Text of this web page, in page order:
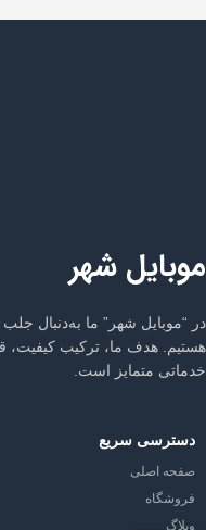
موبایل شهر
در “موبایل شهر” ما به‌دنبال
هستیم. هدف ما، ترکیب کیفیت،
خدماتی متمایز است.
دسترسی سریع
صفحه اصلی
فروشگاه
وبلاگ